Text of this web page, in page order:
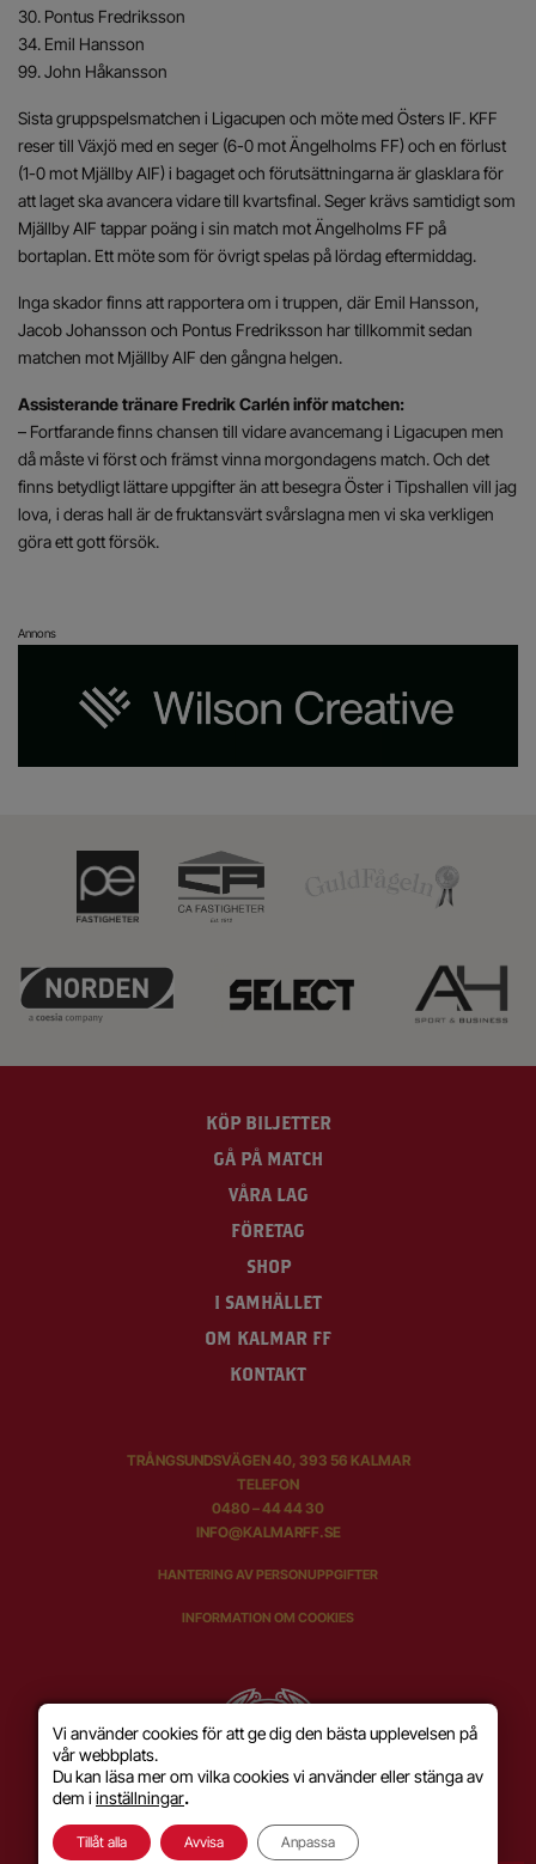
30. Pontus Fredriksson
34. Emil Hansson
99. John Håkansson
Sista gruppspelsmatchen i Ligacupen och möte med Östers IF. KFF
reser till Växjö med en seger (6-0 mot Ängelholms FF) och en förlust
(1-0 mot Mjällby AIF) i bagaget och förutsättningarna är glasklara för
att laget ska avancera vidare till kvartsfinal. Seger krävs samtidigt som
Mjällby AIF tappar poäng i sin match mot Ängelholms FF på
bortaplan. Ett möte som för övrigt spelas på lördag eftermiddag.
Inga skador finns att rapportera om i truppen, där Emil Hansson,
Jacob Johansson och Pontus Fredriksson har tillkommit sedan
matchen mot Mjällby AIF den gångna helgen.
Assisterande tränare Fredrik Carlén inför matchen:
– Fortfarande finns chansen till vidare avancemang i Ligacupen men
då måste vi först och främst vinna morgondagens match. Och det
finns betydligt lättare uppgifter än att besegra Öster i Tipshallen vill jag
lova, i deras hall är de fruktansvärt svårslagna men vi ska verkligen
göra ett gott försök.
Annons
KÖP BILJETTER
GÅ PÅ MATCH
VÅRA LAG
FÖRETAG
SHOP
I SAMHÄLLET
OM KALMAR FF
KONTAKT
TRÅNGSUNDSVÄGEN 40, 393 56 KALMAR
TELEFON
0480 – 44 44 30
INFO@KALMARFF.SE
HANTERING AV PERSONUPPGIFTER
INFORMATION OM COOKIES
Vi använder cookies för att ge dig den bästa upplevelsen på
vår webbplats.
Du kan läsa mer om vilka cookies vi använder eller stänga av
dem i inställningar.
Tillåt alla Avvisa Anpassa